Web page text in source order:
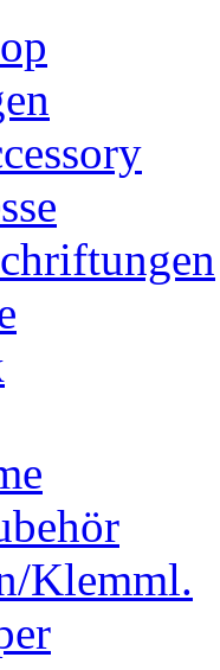
Klemml.